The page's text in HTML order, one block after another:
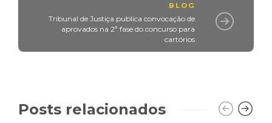
BLOG
Tribunal de Justiça publica convocação de
aprovados na 2ª fase do concurso para
cartórios
Posts relacionados